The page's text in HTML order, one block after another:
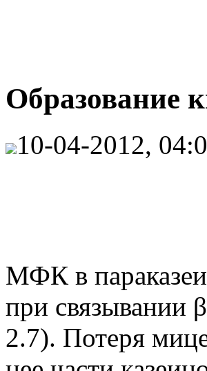
Образование
10-04-2012,
МФК в
при связывании
2.7). Потеря